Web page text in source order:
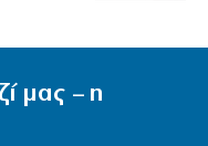
μας – η